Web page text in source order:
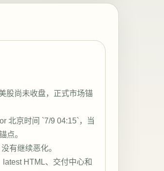
股尚未收盘，正式市场锚
北京时间 `7/9 04:15`，当
点。
有继续恶化。
latest HTML、交付中心和